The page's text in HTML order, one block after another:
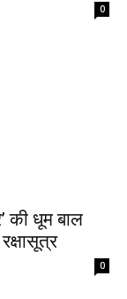
0
की धूम बाल
0